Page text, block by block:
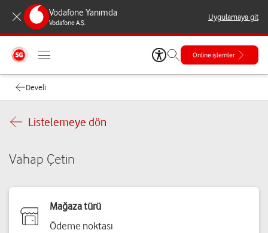
Vodafone Yanımda
Vodafone A.Ş.
Uygulamaya git
Online işlemler
Develi
Listelemeye dön
Vahap Çetin
Mağaza türü
Ödeme noktası